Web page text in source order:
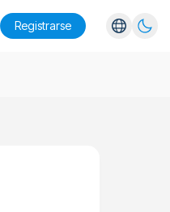
Registrarse